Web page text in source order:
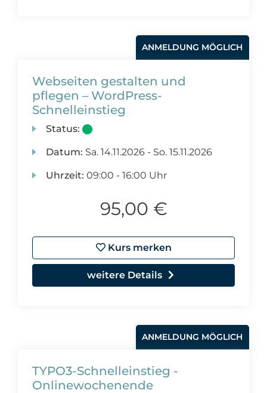
ANMELDUNG MÖGLICH
Webseiten gestalten und
pflegen – WordPress-
Schnelleinstieg
Status:
Datum: Sa. 14.11.2026 - So. 15.11.2026
Uhrzeit: 09:00 - 16:00 Uhr
95,00 €
Kurs merken
weitere Details
ANMELDUNG MÖGLICH
TYPO3-Schnelleinstieg -
Onlinewochenende